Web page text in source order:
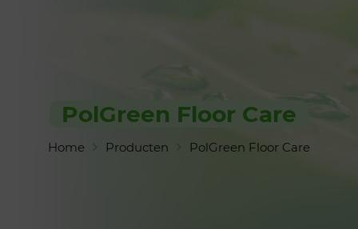
PolGreen Floor Care
Home Producten PolGreen Floor Care